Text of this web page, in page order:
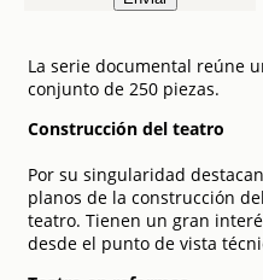
La serie documental reúne
conjunto de 250 piezas.
Construcción del teatro
Por su singularidad
planos de la construcción del
teatro. Tienen un gran
desde el punto de vista